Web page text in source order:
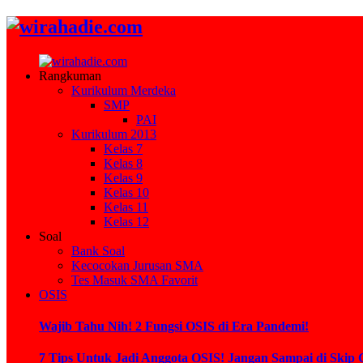
Rangkuman
Kurikulum Merdeka
SMP
PAI
Kurikulum 2013
Kelas 7
Kelas 8
Kelas 9
Kelas 10
Kelas 11
Kelas 12
Soal
Bank Soal
Kecocokan Jurusan SMA
Tes Masuk SMA Favorit
OSIS
Wajib Tahu Nih! 2 Fungsi OSIS di Era Pandemi!
7 Tips Untuk Jadi Anggota OSIS! Jangan Sampai di Skip